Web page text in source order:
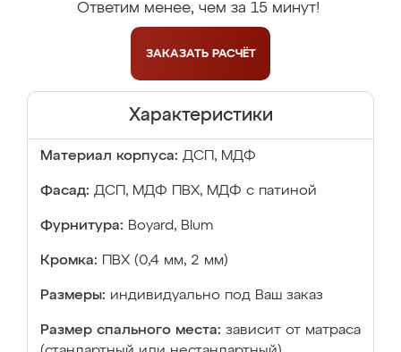
Ответим менее, чем за 15 минут!
ЗАКАЗАТЬ РАСЧЁТ
Характеристики
Материал корпуса: ДСП, МДФ
Фасад: ДСП, МДФ ПВХ, МДФ с патиной
Фурнитура: Boyard, Blum
Кромка: ПВХ (0,4 мм, 2 мм)
Размеры: индивидуально под Ваш заказ
Размер спального места: зависит от матраса